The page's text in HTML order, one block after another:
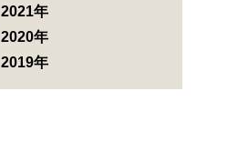
2021年
2020年
2019年